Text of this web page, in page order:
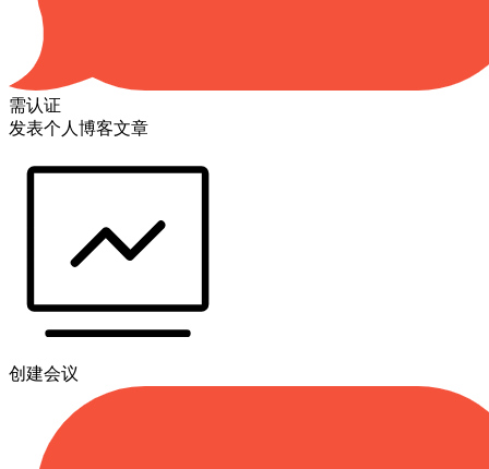
需认证
发表个人博客文章
创建会议